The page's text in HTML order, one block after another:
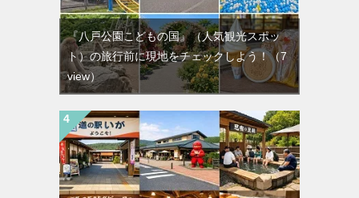
『八戸公園こどもの国』（人気観光スポッ
ト）の旅行前に現地をチェックしよう！（7
view）